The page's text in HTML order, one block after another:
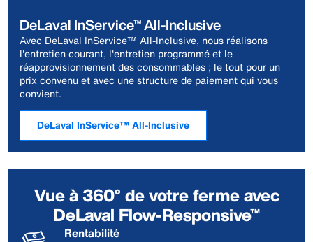
DeLaval InService™ All-Inclusive
Avec DeLaval InService™ All-Inclusive, nous réalisons
l'entretien courant, l'entretien programmé et le
réapprovisionnement des consommables ; le tout pour un
prix convenu et avec une structure de paiement qui vous
convient.
DeLaval InService™ All-Inclusive
Vue à 360° de votre ferme avec
DeLaval Flow-Responsive™
Rentabilité